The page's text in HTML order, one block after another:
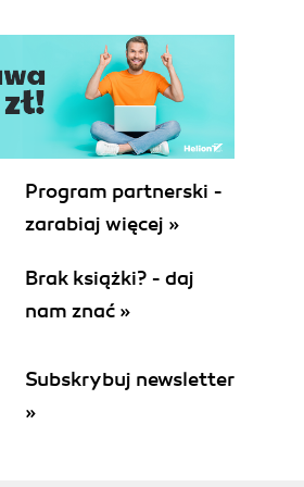
(81)
Neostrady USB i Ethernet
na przykładzie Linuksa (96)
"jednodyskietkowego"
dużej dystrybucji (104)
ruchu w sieci LAN (111)
w routerze sprzętowym (115)
sieci LAN przed
Program partnerski -
zarabiaj więcej »
Brak książki? - daj
nam znać »
Subskrybuj newsletter
»